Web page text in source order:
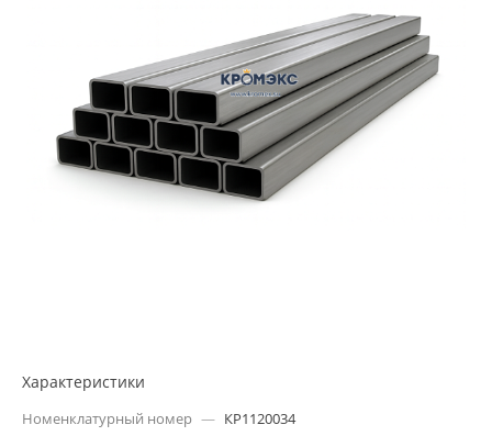
Характеристики
Номенклатурный номер — КР1120034